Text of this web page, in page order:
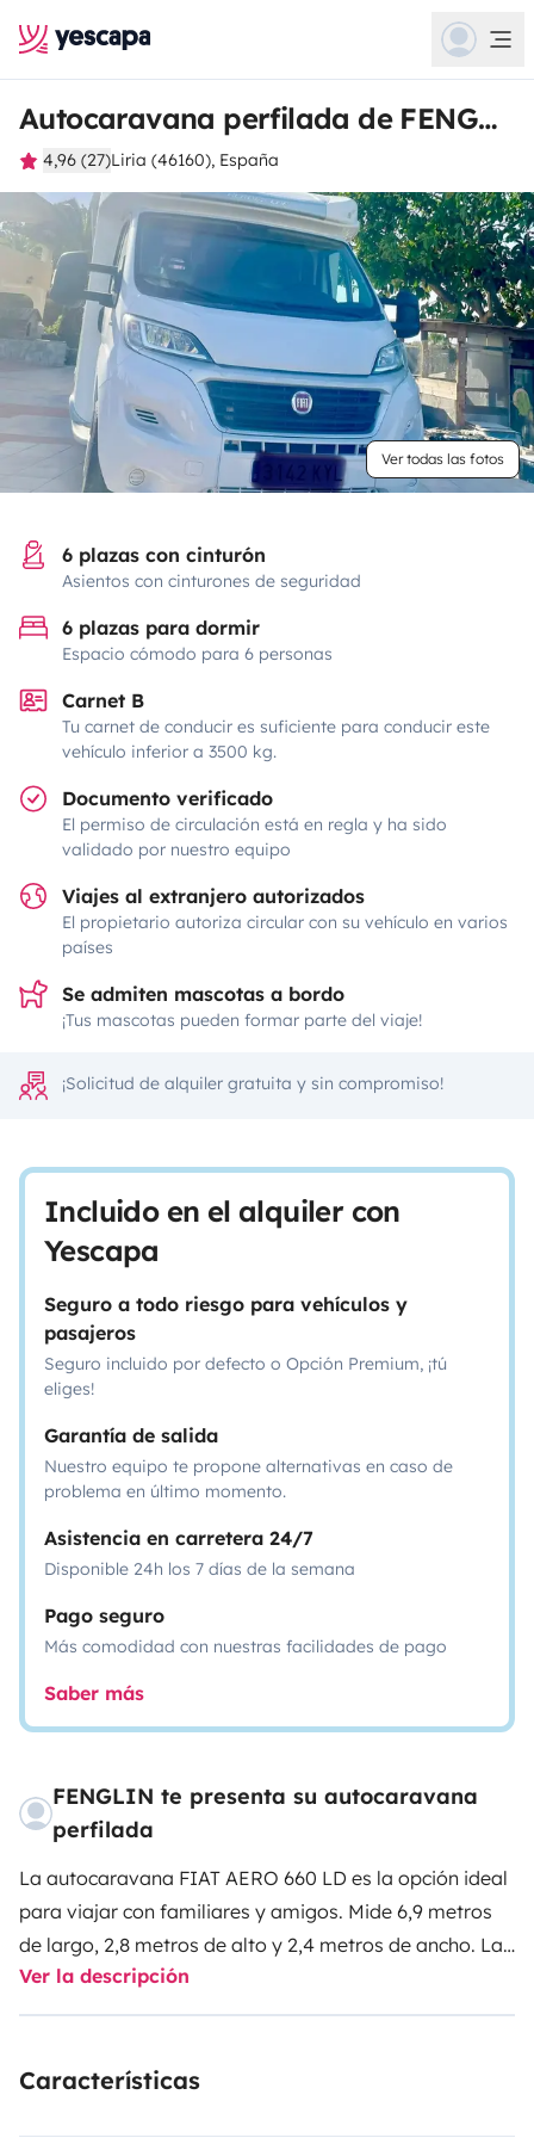
Autocaravana perfilada de FENGLIN
4,96 (27)Liria (46160), España
Ver todas las fotos
6 plazas con cinturón
Asientos con cinturones de seguridad
6 plazas para dormir
Espacio cómodo para 6 personas
Carnet B
Tu carnet de conducir es suficiente para conducir este
vehículo inferior a 3500 kg.
Documento verificado
El permiso de circulación está en regla y ha sido
validado por nuestro equipo
Viajes al extranjero autorizados
El propietario autoriza circular con su vehículo en varios
países
Se admiten mascotas a bordo
¡Tus mascotas pueden formar parte del viaje!
¡Solicitud de alquiler gratuita y sin compromiso!
Incluido en el alquiler con
Yescapa
Seguro a todo riesgo para vehículos y
pasajeros
Seguro incluido por defecto o Opción Premium, ¡tú
eliges!
Garantía de salida
Nuestro equipo te propone alternativas en caso de
problema en último momento.
Asistencia en carretera 24/7
Disponible 24h los 7 días de la semana
Pago seguro
Más comodidad con nuestras facilidades de pago
Saber más
FENGLIN te presenta su autocaravana
perfilada
La autocaravana FIAT AERO 660 LD es la opción ideal
para viajar con familiares y amigos. Mide 6,9 metros
de largo, 2,8 metros de alto y 2,4 metros de ancho. La
espaciosa y luminosa cabina cuenta con un gran techo
solar para garantizar la comodidad de los pasajeros.
equipadas con cámaras de salpicadero y de marcha
Ver la descripción
Características